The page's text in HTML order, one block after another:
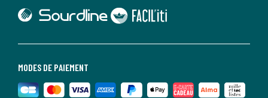
MODES DE PAIEMENT
lien vers Sourdline
lien vers Faciliti